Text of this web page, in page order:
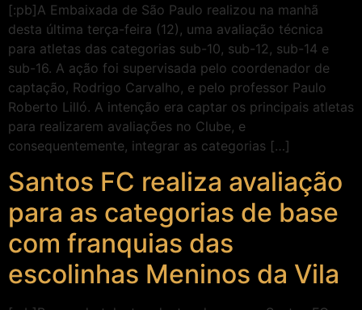
[:pb]A Embaixada de São Paulo realizou na manhã
desta última terça-feira (12), uma avaliação técnica
para atletas das categorias sub-10, sub-12, sub-14 e
sub-16. A ação foi supervisada pelo coordenador de
captação, Rodrigo Carvalho, e pelo professor Paulo
Roberto Lilló. A intenção era captar os principais atletas
para realizarem avaliações no Clube, e
consequentemente, integrar as categorias […]
Santos FC realiza avaliação
para as categorias de base
com franquias das
escolinhas Meninos da Vila